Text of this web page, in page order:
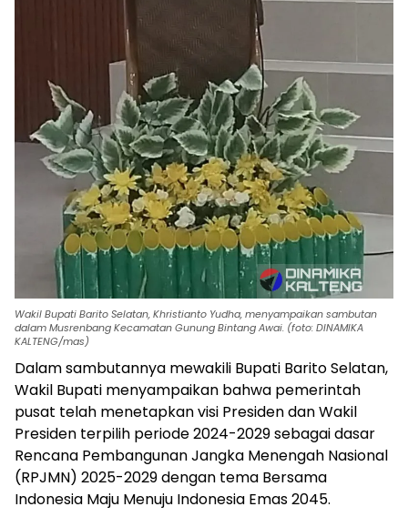
Wakil Bupati Barito Selatan, Khristianto Yudha, menyampaikan sambutan
dalam Musrenbang Kecamatan Gunung Bintang Awai. (foto: DINAMIKA
KALTENG/mas)
Dalam sambutannya mewakili Bupati Barito Selatan,
Wakil Bupati menyampaikan bahwa pemerintah
pusat telah menetapkan visi Presiden dan Wakil
Presiden terpilih periode 2024-2029 sebagai dasar
Rencana Pembangunan Jangka Menengah Nasional
(RPJMN) 2025-2029 dengan tema Bersama
Indonesia Maju Menuju Indonesia Emas 2045.